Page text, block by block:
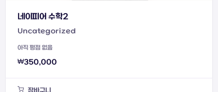
네이피어 수학2
Uncategorized
아직 평점 없음
₩350,000